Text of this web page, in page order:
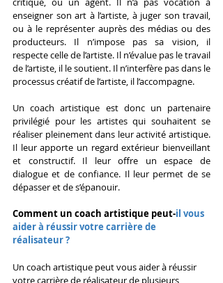
enseigner son art à l’artiste, à juger son travail,
ou à le représenter auprès des médias ou des
producteurs. Il n’impose pas sa vision, il
respecte celle de l’artiste. Il n’évalue pas le travail
de l’artiste, il le soutient. Il n’interfère pas dans le
processus créatif de l’artiste, il l’accompagne.
Un coach artistique est donc un partenaire
privilégié pour les artistes qui souhaitent se
réaliser pleinement dans leur activité artistique.
Il leur apporte un regard extérieur bienveillant
et constructif. Il leur offre un espace de
dialogue et de confiance. Il leur permet de se
dépasser et de s’épanouir.
Comment un coach artistique peut-il vous
aider à réussir votre carrière de
réalisateur ?
Un coach artistique peut vous aider à réussir
votre carrière de réalisateur de plusieurs